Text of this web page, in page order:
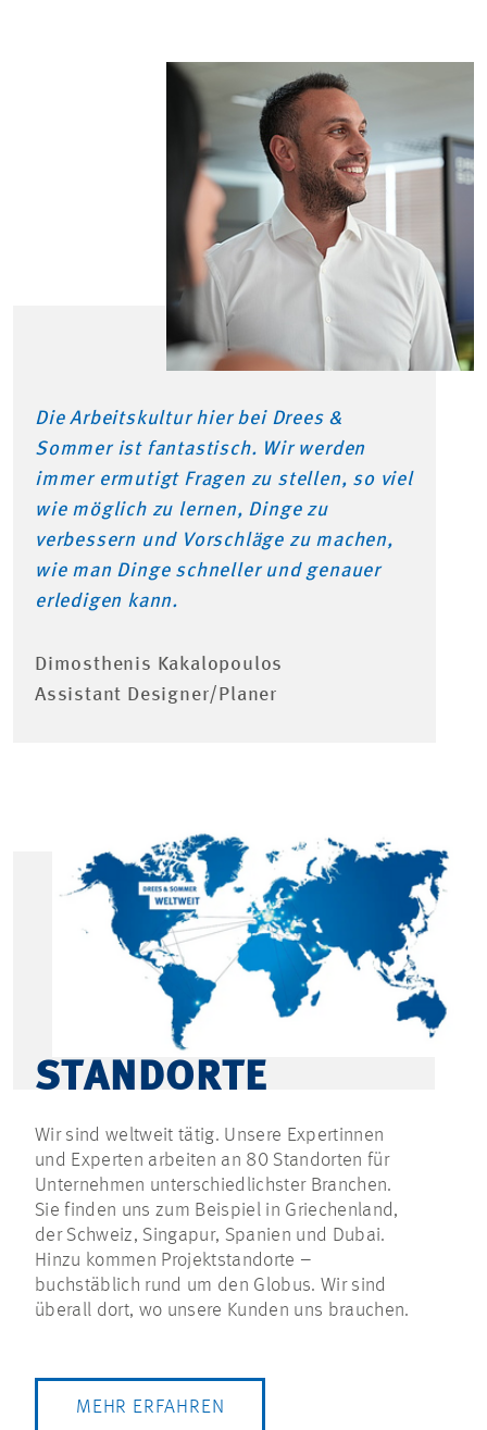
Die Arbeitskultur hier bei Drees &
Sommer ist fantastisch. Wir werden
immer ermutigt Fragen zu stellen, so viel
wie möglich zu lernen, Dinge zu
verbessern und Vorschläge zu machen,
wie man Dinge schneller und genauer
erledigen kann.
Dimosthenis Kakalopoulos
Assistant Designer/Planer
STANDORTE
Wir sind weltweit tätig. Unsere Expertinnen
und Experten arbeiten an 80 Standorten für
Unternehmen unterschiedlichster Branchen.
Sie finden uns zum Beispiel in Griechenland,
der Schweiz, Singapur, Spanien und Dubai.
Hinzu kommen Projektstandorte –
buchstäblich rund um den Globus. Wir sind
überall dort, wo unsere Kunden uns brauchen.
MEHR ERFAHREN